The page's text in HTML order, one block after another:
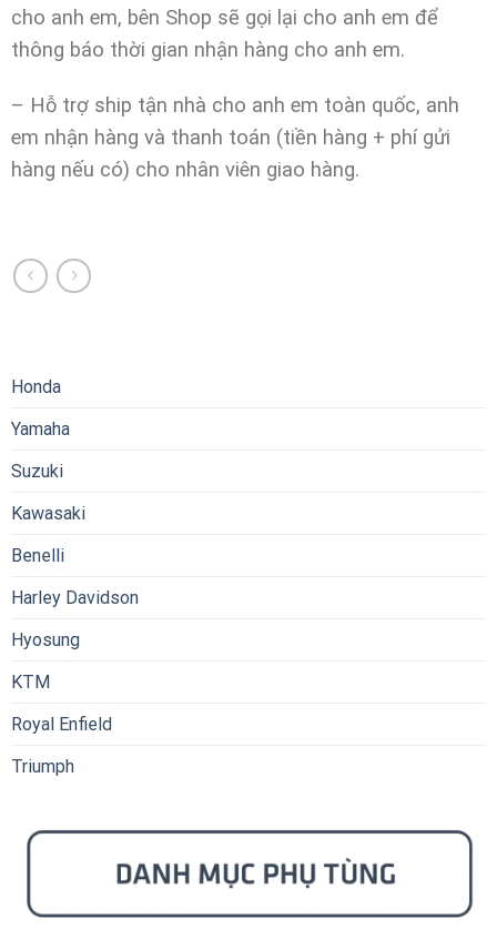
cho anh em, bên Shop sẽ gọi lại cho anh em để
thông báo thời gian nhận hàng cho anh em.
– Hỗ trợ ship tận nhà cho anh em toàn quốc, anh
em nhận hàng và thanh toán (tiền hàng + phí gửi
hàng nếu có) cho nhân viên giao hàng.
Honda
Yamaha
Suzuki
Kawasaki
Benelli
Harley Davidson
Hyosung
KTM
Royal Enfield
Triumph